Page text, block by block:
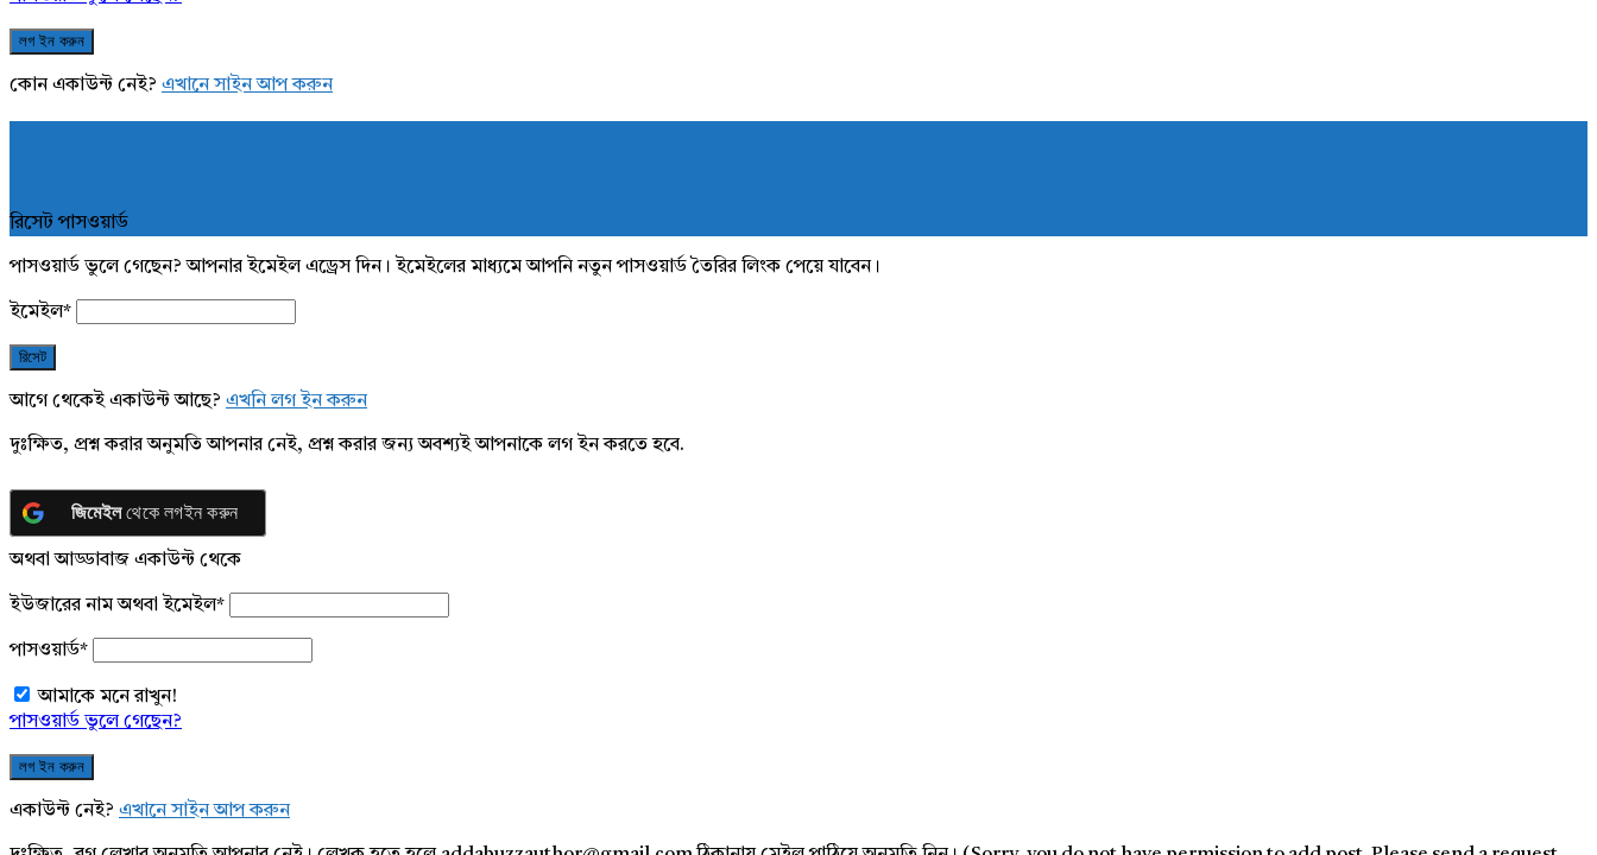
কোন একাউন্ট নেই? এখানে সাইন আপ করুন
রিসেট পাসওয়ার্ড
পাসওয়ার্ড ভুলে গেছেন? আপনার ইমেইল এড্রেস দিন। ইমেইলের মাধ্যমে আপনি নতুন পাসওয়ার্ড তৈরির লিংক পেয়ে যাবেন।
ইমেইল*
আগে থেকেই একাউন্ট আছে? এখনি লগ ইন করুন
দুঃক্ষিত, প্রশ্ন করার অনুমতি আপনার নেই, প্রশ্ন করার জন্য অবশ্যই আপনাকে লগ ইন করতে হবে.
জিমেইলথেকে লগইন করুন
অথবা আড্ডাবাজ একাউন্ট থেকে
ইউজারের নাম অথবা ইমেইল*
পাসওয়ার্ড*
আমাকে মনে রাখুন!
পাসওয়ার্ড ভুলে গেছেন?
একাউন্ট নেই? এখানে সাইন আপ করুন